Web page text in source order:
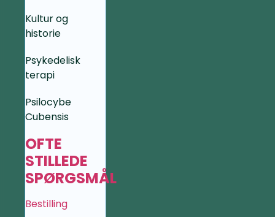
Kultur og
historie
Psykedelisk
terapi
Psilocybe
Cubensis
OFTE
STILLEDE
SPØRGSMÅL
Bestilling